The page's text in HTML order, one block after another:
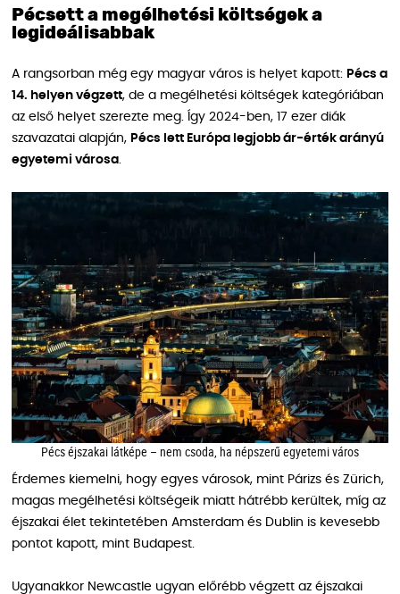
Pécsett a megélhetési költségek a
legideálisabbak
A rangsorban még egy magyar város is helyet kapott: Pécs a
14. helyen végzett, de a megélhetési költségek kategóriában
az első helyet szerezte meg. Így 2024-ben, 17 ezer diák
szavazatai alapján, Pécs lett Európa legjobb ár-érték arányú
egyetemi városa
Pécs éjszakai látképe – nem csoda, ha népszerű egyetemi város
Érdemes kiemelni, hogy egyes városok, mint Párizs és Zürich,
magas megélhetési költségeik miatt hátrébb kerültek, míg az
éjszakai élet tekintetében Amsterdam és Dublin is kevesebb
pontot kapott, mint Budapest.
Ugyanakkor Newcastle ugyan előrébb végzett az éjszakai